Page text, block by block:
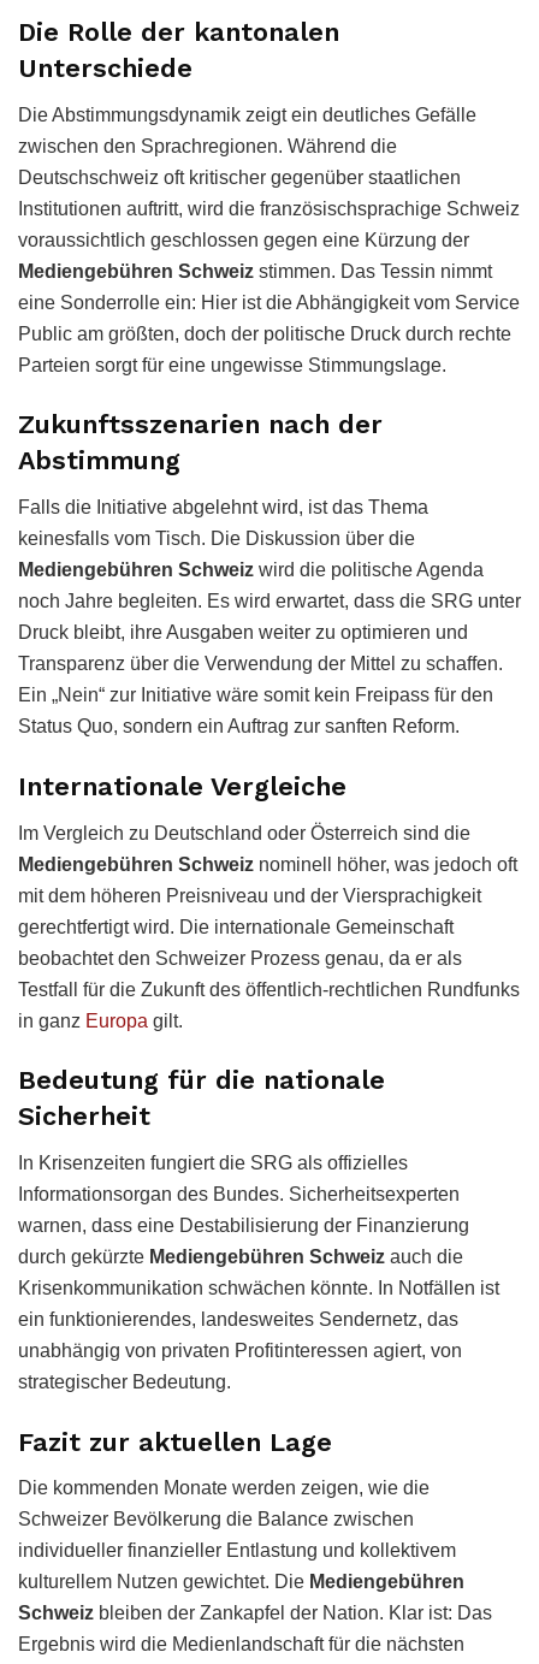
Die Rolle der kantonalen
Unterschiede
Die Abstimmungsdynamik zeigt ein deutliches Gefälle
zwischen den Sprachregionen. Während die
Deutschschweiz oft kritischer gegenüber staatlichen
Institutionen auftritt, wird die französischsprachige Schweiz
voraussichtlich geschlossen gegen eine Kürzung der
Mediengebühren Schweiz stimmen. Das Tessin nimmt
eine Sonderrolle ein: Hier ist die Abhängigkeit vom Service
Public am größten, doch der politische Druck durch rechte
Parteien sorgt für eine ungewisse Stimmungslage.
Zukunftsszenarien nach der
Abstimmung
Falls die Initiative abgelehnt wird, ist das Thema
keinesfalls vom Tisch. Die Diskussion über die
Mediengebühren Schweiz wird die politische Agenda
noch Jahre begleiten. Es wird erwartet, dass die SRG unter
Druck bleibt, ihre Ausgaben weiter zu optimieren und
Transparenz über die Verwendung der Mittel zu schaffen.
Ein „Nein“ zur Initiative wäre somit kein Freipass für den
Status Quo, sondern ein Auftrag zur sanften Reform.
Internationale Vergleiche
Im Vergleich zu Deutschland oder Österreich sind die
Mediengebühren Schweiz nominell höher, was jedoch oft
mit dem höheren Preisniveau und der Viersprachigkeit
gerechtfertigt wird. Die internationale Gemeinschaft
beobachtet den Schweizer Prozess genau, da er als
Testfall für die Zukunft des öffentlich-rechtlichen Rundfunks
in ganz Europa gilt.
Bedeutung für die nationale
Sicherheit
In Krisenzeiten fungiert die SRG als offizielles
Informationsorgan des Bundes. Sicherheitsexperten
warnen, dass eine Destabilisierung der Finanzierung
durch gekürzte Mediengebühren Schweiz auch die
Krisenkommunikation schwächen könnte. In Notfällen ist
ein funktionierendes, landesweites Sendernetz, das
unabhängig von privaten Profitinteressen agiert, von
strategischer Bedeutung.
Fazit zur aktuellen Lage
Die kommenden Monate werden zeigen, wie die
Schweizer Bevölkerung die Balance zwischen
individueller finanzieller Entlastung und kollektivem
kulturellem Nutzen gewichtet. Die Mediengebühren
Schweiz bleiben der Zankapfel der Nation. Klar ist: Das
Ergebnis wird die Medienlandschaft für die nächsten